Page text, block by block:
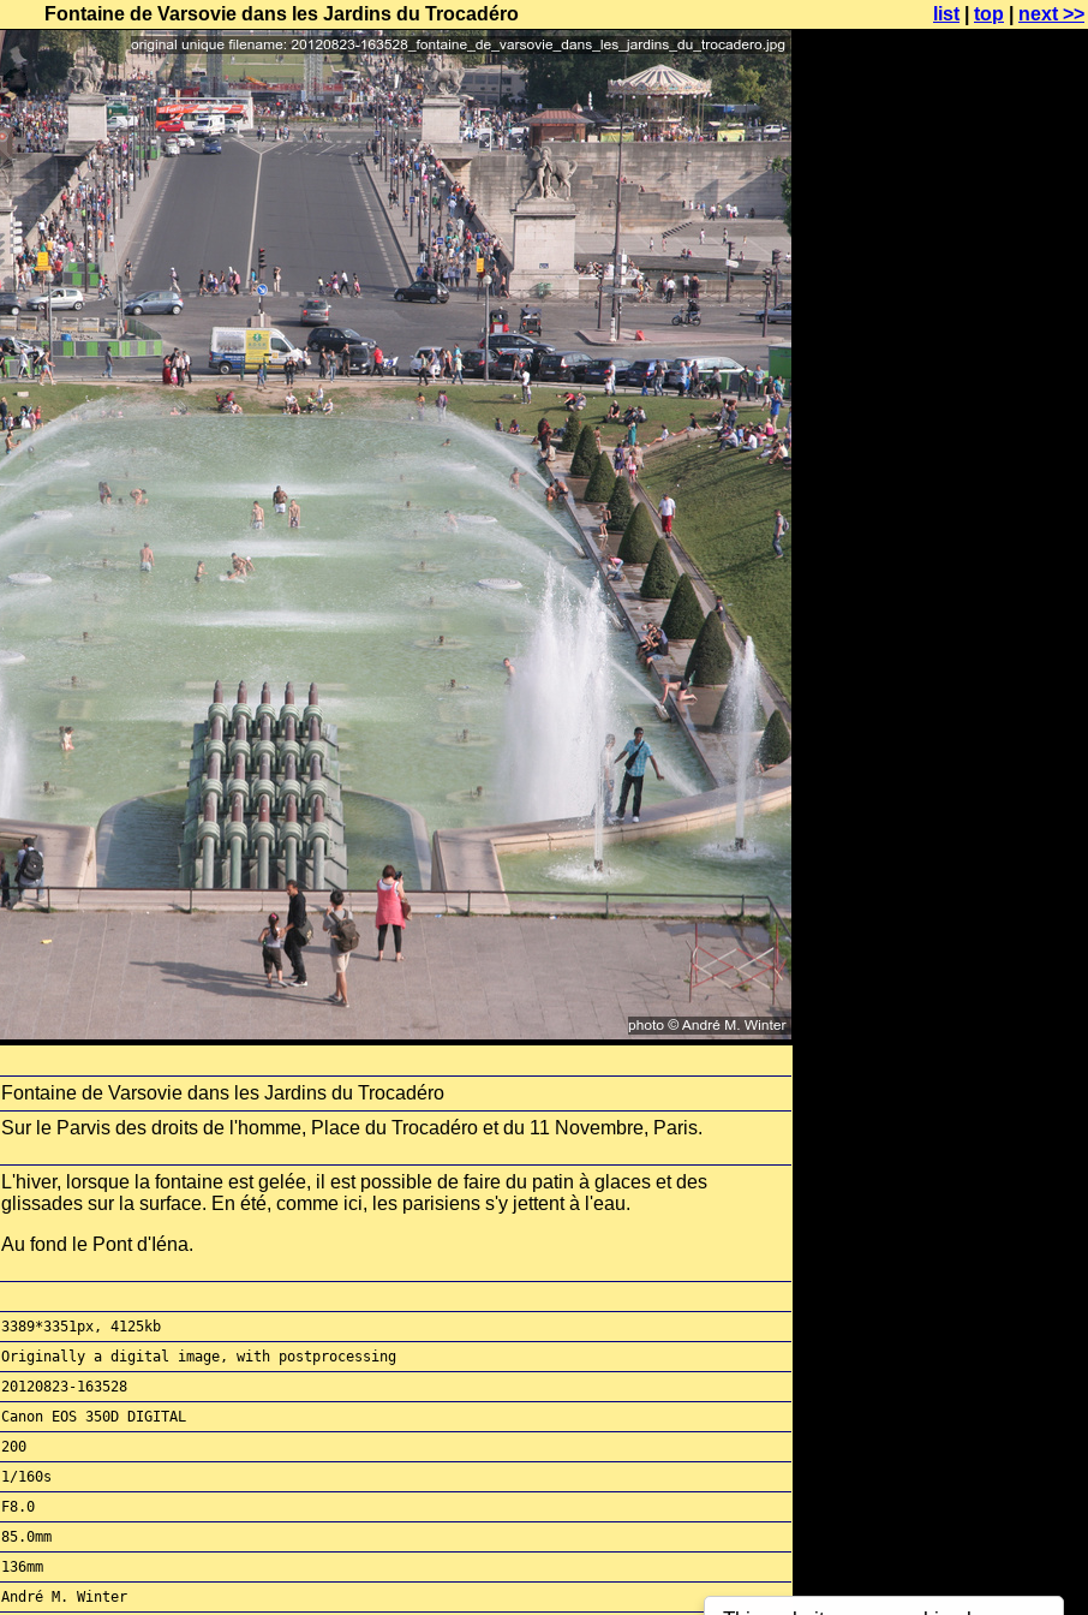
Fontaine de Varsovie dans les Jardins du Trocadéro list top next >>
Fontaine de Varsovie dans les Jardins du Trocadéro
Sur le Parvis des droits de l'homme, Place du Trocadéro et du 11 Novembre, Paris.
L'hiver, lorsque la fontaine est gelée, il est possible de faire du patin à glaces et des
glissades sur la surface. En été, comme ici, les parisiens s'y jettent à l'eau.
Au fond le Pont d'Iéna.
3389*3351px, 4125kb
Originally a digital image, with postprocessing
20120823-163528
Canon EOS 350D DIGITAL
200
1/160s
F8.0
85.0mm
136mm
André M. Winter